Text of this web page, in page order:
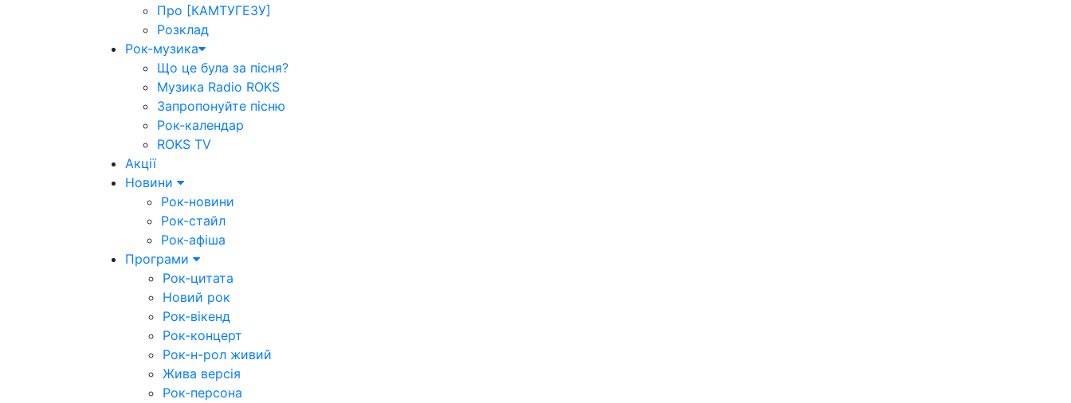
Про [КАМТУГЕЗУ]
Розклад
Рок-музика
Що це була за пісня?
Музика Radio ROKS
Запропонуйте пісню
Рок-календар
ROKS TV
Акції
Новини
Рок-новини
Рок-стайл
Рок-афіша
Програми
Рок-цитата
Новий рок
Рок-вікенд
Рок-концерт
Рок-н-рол живий
Жива версія
Рок-персона